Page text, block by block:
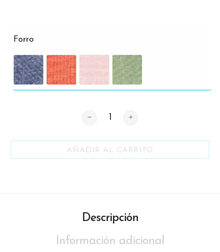
Forro
AÑADIR AL CARRITO
Descripción
Información adicional